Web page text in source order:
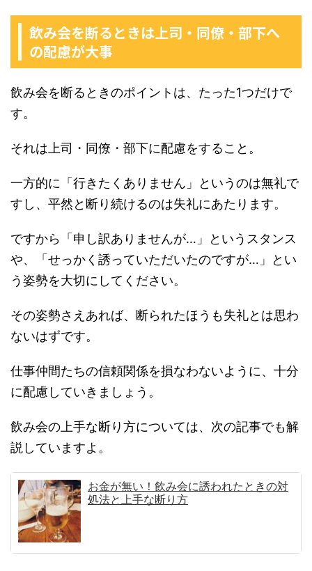
飲み会を断るときは上司・同僚・部下へ
の配慮が大事
飲み会を断るときのポイントは、たった1つだけで
す。
それは上司・同僚・部下に配慮をすること。
一方的に「行きたくありません」というのは無礼で
すし、平然と断り続けるのは失礼にあたります。
ですから「申し訳ありませんが…」というスタンス
や、「せっかく誘っていただいたのですが…」とい
う姿勢を大切にしてください。
その姿勢さえあれば、断られたほうも失礼とは思わ
ないはずです。
仕事仲間たちの信頼関係を損なわないように、十分
に配慮していきましょう。
飲み会の上手な断り方については、次の記事でも解
説していますよ。
お金が無い！飲み会に誘われたときの対
処法と上手な断り方